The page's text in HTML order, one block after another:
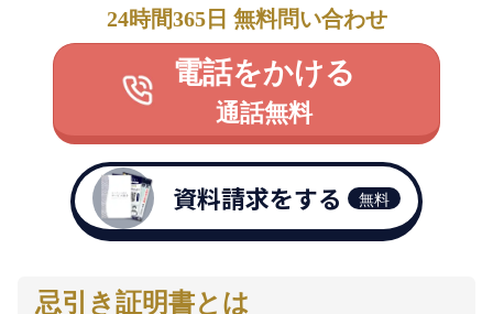
24時間365日 無料問い合わせ
電話をかける
通話無料
資料請求をする 無料
忌引き証明書とは